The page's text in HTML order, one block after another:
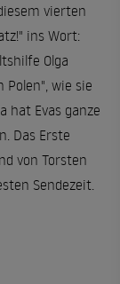
vierten
ins Wort:
Olga
Polen", wie sie
hat Evas ganze
Das Erste
von Torsten
Sendezeit.